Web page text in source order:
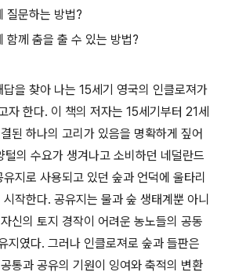
질문하는 방법?
함께 춤을 출 수 있는 방법?
을 찾아 나는 15세기 영국의 인클로져가
자 한다. 이 책의 저자는 15세기부터 21세
된 하나의 고리가 있음을 명확하게 짚어
털의 수요가 생겨나고 소비하던 네덜란드
지로 사용되고 있던 숲과 언덕에 울타리
시작한다. 공유지는 물과 숲 생태계뿐 아니
신의 토지 경작이 어려운 농노들의 공동
지였다. 그러나 인클로져로 숲과 들판은
통과 공유의 기원이 잉여와 축적의 변환